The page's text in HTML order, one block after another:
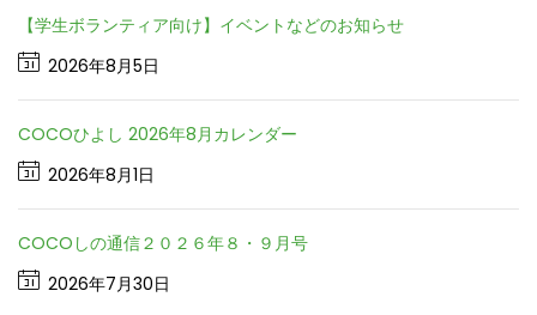
【学生ボランティア向け】イベントなどのお知らせ
2026年8月5日
COCOひよし 2026年8月カレンダー
2026年8月1日
COCOしの通信２０２６年８・９月号
2026年7月30日